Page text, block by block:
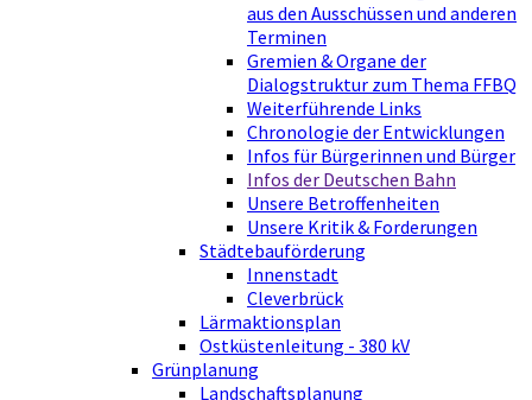
aus den Ausschüssen und anderen
Terminen
Gremien & Organe der
Dialogstruktur zum Thema FFBQ
Weiterführende Links
Chronologie der Entwicklungen
Infos für Bürgerinnen und Bürger
Infos der Deutschen Bahn
Unsere Betroffenheiten
Unsere Kritik & Forderungen
Städtebauförderung
Innenstadt
Cleverbrück
Lärmaktionsplan
Ostküstenleitung - 380 kV
Grünplanung
Landschaftsplanung